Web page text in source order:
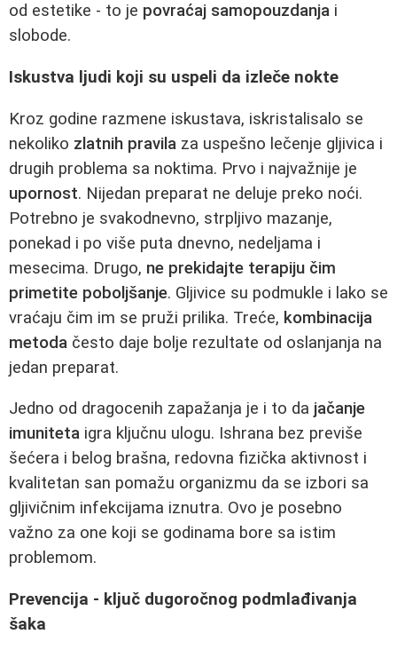
od estetike - to je povraćaj samopouzdanja i
slobode.
Iskustva ljudi koji su uspeli da izleče nokte
Kroz godine razmene iskustava, iskristalisalo se
nekoliko zlatnih pravila za uspešno lečenje gljivica i
drugih problema sa noktima. Prvo i najvažnije je
upornost. Nijedan preparat ne deluje preko noći.
Potrebno je svakodnevno, strpljivo mazanje,
ponekad i po više puta dnevno, nedeljama i
mesecima. Drugo, ne prekidajte terapiju čim
primetite poboljšanje. Gljivice su podmukle i lako se
vraćaju čim im se pruži prilika. Treće, kombinacija
metoda često daje bolje rezultate od oslanjanja na
jedan preparat.
Jedno od dragocenih zapažanja je i to da jačanje
imuniteta igra ključnu ulogu. Ishrana bez previše
šećera i belog brašna, redovna fizička aktivnost i
kvalitetan san pomažu organizmu da se izbori sa
gljivičnim infekcijama iznutra. Ovo je posebno
važno za one koji se godinama bore sa istim
problemom.
Prevencija - ključ dugoročnog podmlađivanja
šaka